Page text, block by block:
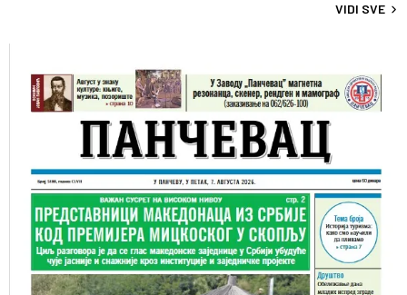
VIDI SVE